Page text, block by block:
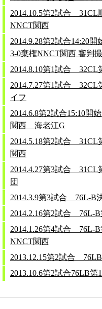
2014.10.5第2試合
NNCT関西
2014.9.28第2試合14:20
3-0棄権NNCT関西 審判
2014.8.10第1試合 32CL
2014.7.27第1試合
イフ
2014.6.8第2試合15:10
関西 海老江G
2014.5.18第2試合
関西
2014.4.27第3試合
団
2014.3.9第3試合 76L-B
2014.2.16第2試合 76L-
2014.1.26第4試合
NNCT関西
2013.12.15第2試合
2013.10.6第2試合76LB